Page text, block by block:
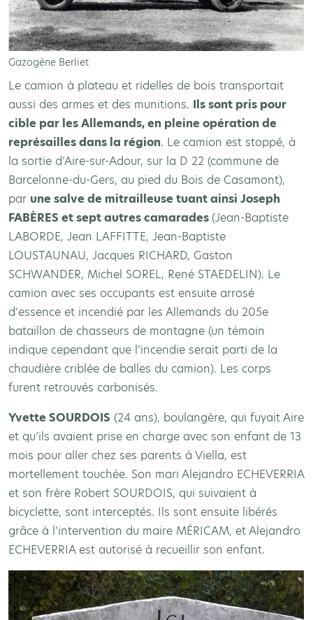
Gazogène Berliet
Le camion à plateau et ridelles de bois transportait
aussi des armes et des munitions. Ils sont pris pour
cible par les Allemands, en pleine opération de
représailles dans la région. Le camion est stoppé, à
la sortie d’Aire-sur-Adour, sur la D 22 (commune de
Barcelonne-du-Gers, au pied du Bois de Casamont),
par une salve de mitrailleuse tuant ainsi Joseph
FABÈRES et sept autres camarades (Jean-Baptiste
LABORDE, Jean LAFFITTE, Jean-Baptiste
LOUSTAUNAU, Jacques RICHARD, Gaston
SCHWANDER, Michel SOREL, René STAEDELIN). Le
camion avec ses occupants est ensuite arrosé
d’essence et incendié par les Allemands du 205e
bataillon de chasseurs de montagne (un témoin
indique cependant que l’incendie serait parti de la
chaudière criblée de balles du camion). Les corps
furent retrouvés carbonisés.
Yvette SOURDOIS (24 ans), boulangère, qui fuyait Aire
et qu’ils avaient prise en charge avec son enfant de 13
mois pour aller chez ses parents à Viella, est
mortellement touchée. Son mari Alejandro ECHEVERRIA
et son frère Robert SOURDOIS, qui suivaient à
bicyclette, sont interceptés. Ils sont ensuite libérés
grâce à l’intervention du maire MÉRICAM, et Alejandro
ECHEVERRIA est autorisé à recueillir son enfant.